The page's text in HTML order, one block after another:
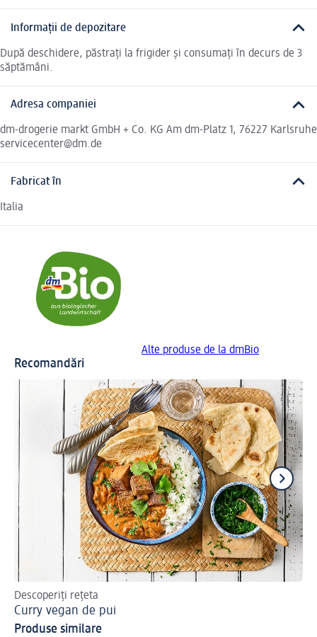
Informații de depozitare
După deschidere, păstrați la frigider și consumați în decurs de 3
săptămâni.
Adresa companiei
dm-drogerie markt GmbH + Co. KG Am dm-Platz 1, 76227 Karlsruhe
servicecenter@dm.de
Fabricat în
Italia
Alte produse de la dmBio
Recomandări
Descoperiți rețeta
Curry vegan de pui
Produse similare